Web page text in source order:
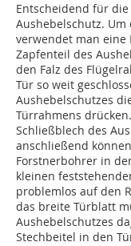
Entscheidend für
Aushebelschutz.
verwendet man eine
Zapfenteil des
den Falz des
Tür so weit
Aushebelschutzes
Türrahmens
Schließblech des
anschließend
Forstnerbohrer in
kleinen
problemlos auf den
das breite Türblatt
Aushebelschutzes
Stechbeitel in den